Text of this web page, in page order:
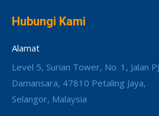
Hubungi Kami
Alamat
Level 5, Surian Tower, No. 1, Jalan
Damansara, 47810 Petaling Jaya,
Selangor, Malaysia